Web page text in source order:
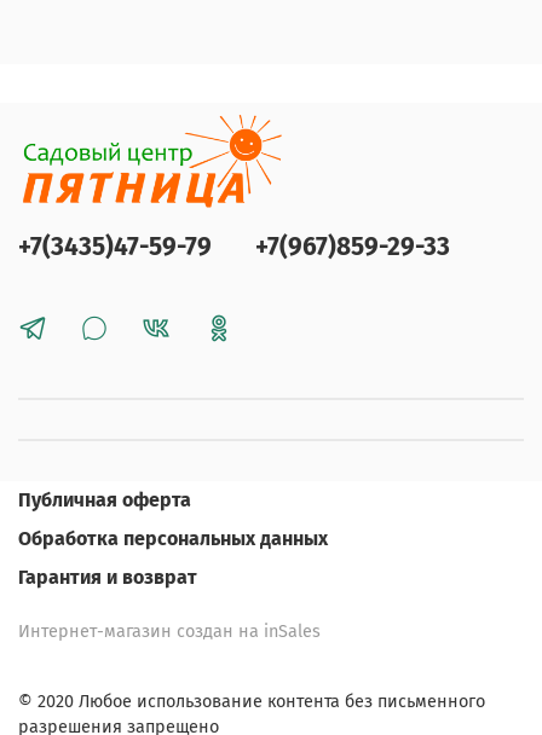
+7(3435)47-59-79 +7(967)859-29-33
Публичная оферта
Обработка персональных данных
Гарантия и возврат
Интернет-магазин создан на inSales
© 2020 Любое использование контента без письменного
разрешения запрещено